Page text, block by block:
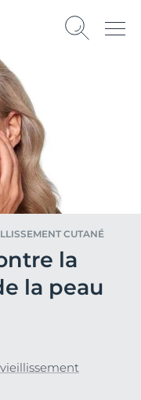
CUTANÉ
la
la peau